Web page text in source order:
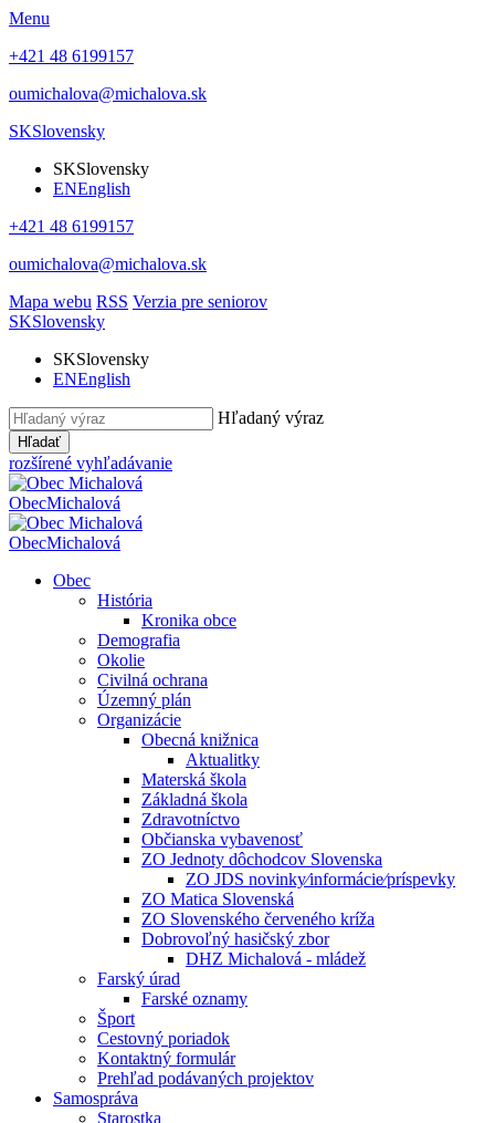
Menu
+421 48 6199157
oumichalova@michalova.sk
SKSlovensky
SKSlovensky
ENEnglish
+421 48 6199157
oumichalova@michalova.sk
Mapa webu RSS Verzia pre seniorov
SKSlovensky
SKSlovensky
ENEnglish
Hľadaný výraz
Hľadať
rozšírené vyhľadávanie
ObecMichalová
ObecMichalová
Obec
História
Kronika obce
Demografia
Okolie
Civilná ochrana
Územný plán
Organizácie
Obecná knižnica
Aktualitky
Materská škola
Základná škola
Zdravotníctvo
Občianska vybavenosť
ZO Jednoty dôchodcov Slovenska
ZO JDS novinky⁄informácie⁄príspevky
ZO Matica Slovenská
ZO Slovenského červeného kríža
Dobrovoľný hasičský zbor
DHZ Michalová - mládež
Farský úrad
Farské oznamy
Šport
Cestovný poriadok
Kontaktný formulár
Prehľad podávaných projektov
Samospráva
Starostka